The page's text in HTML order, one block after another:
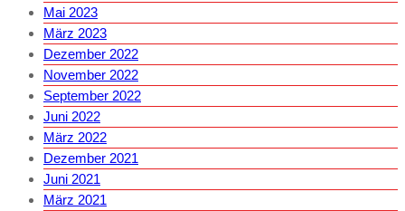
Mai 2023
März 2023
Dezember 2022
November 2022
September 2022
Juni 2022
März 2022
Dezember 2021
Juni 2021
März 2021